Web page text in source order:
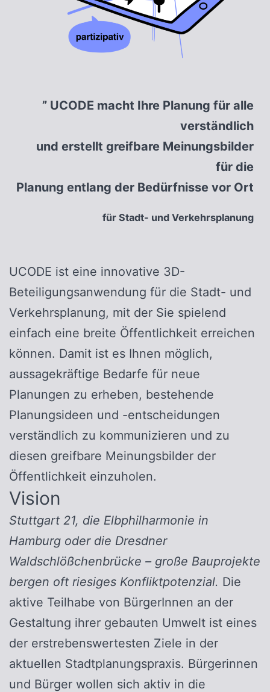
UCODE macht Ihre Planung für alle
verständlich
und erstellt greifbare Meinungsbilder
für die
Planung entlang der Bedürfnisse vor Ort
für Stadt- und Verkehrsplanung
UCODE ist eine innovative 3D-
Beteiligungsanwendung für die Stadt- und
Verkehrsplanung, mit der Sie spielend
einfach eine breite Öffentlichkeit erreichen
können. Damit ist es Ihnen möglich,
aussagekräftige Bedarfe für neue
Planungen zu erheben, bestehende
Planungsideen und -entscheidungen
verständlich zu kommunizieren und zu
diesen greifbare Meinungsbilder der
Öffentlichkeit einzuholen.
Vision
Stuttgart 21, die Elbphilharmonie in
Hamburg oder die Dresdner
Waldschlößchenbrücke – große Bauprojekte
bergen oft riesiges Konfliktpotenzial. Die
aktive Teilhabe von BürgerInnen an der
Gestaltung ihrer gebauten Umwelt ist eines
der erstrebenswertesten Ziele in der
aktuellen Stadtplanungspraxis. Bürgerinnen
und Bürger wollen sich aktiv in die